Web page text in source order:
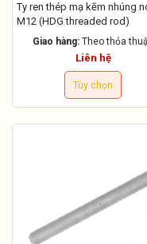
Ty ren thép mạ kẽm nhúng
M12 (HDG threaded rod)
Giao hàng: Theo thỏa
Liên hệ
Tùy chọn